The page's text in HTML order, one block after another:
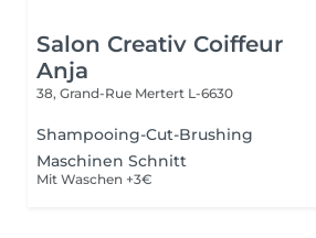
Salon Creativ Coiffeur
Anja
38, Grand-Rue Mertert L-6630
Shampooing-Cut-Brushing
Maschinen Schnitt
Mit Waschen +3€